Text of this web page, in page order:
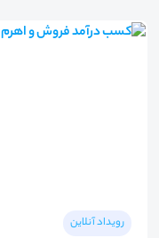
رویداد آنلاین